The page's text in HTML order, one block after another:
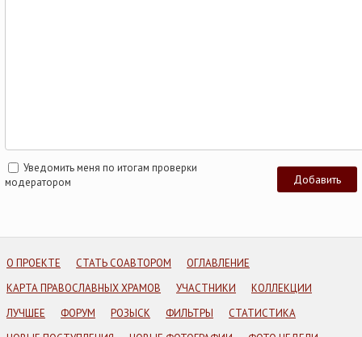
Уведомить меня по итогам проверки
модератором
О ПРОЕКТЕ СТАТЬ СОАВТОРОМ
ОГЛАВЛЕНИЕ
КАРТА ПРАВОСЛАВНЫХ ХРАМОВ
УЧАСТНИКИ
КОЛЛЕКЦИИ
ЛУЧШЕЕ
ФОРУМ РОЗЫСК ФИЛЬТРЫ
СТАТИСТИКА